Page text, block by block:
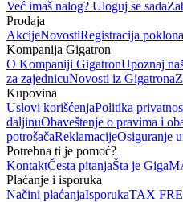
Već imaš nalog? Uloguj se sada
Prodaja
AkcijeNovostiRegistracija poklona
Kompanija Gigatron
O Kompaniji GigatronUpoznaj
za zajednicuNovosti iz Gigatrona
Kupovina
Uslovi korišćenjaPolitika
daljinuObaveštenje o pravima i
potrošačaReklamacijeOsiguranje
Potrebna ti je pomoć?
KontaktČesta pitanjaŠta je
Plaćanje i isporuka
Načini plaćanjaIsporukaTAX